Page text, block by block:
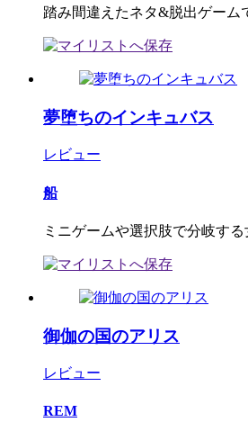
踏み間違えたネタ&脱出ゲーム
夢堕ちのインキュバス
レビュー
船
ミニゲームや選択肢で分岐する
御伽の国のアリス
レビュー
REM